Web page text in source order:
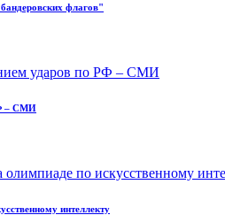
флагов"
– СМИ
интеллекту